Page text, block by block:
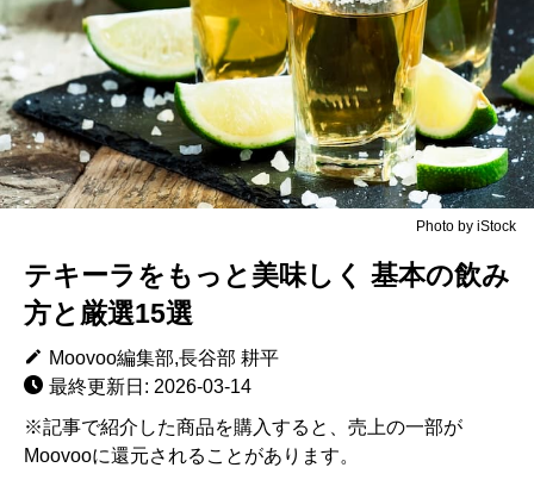
Photo by iStock
テキーラをもっと美味しく 基本の飲み
方と厳選15選
Moovoo編集部,長谷部 耕平
最終更新日: 2026-03-14
※記事で紹介した商品を購入すると、売上の一部が
Moovooに還元されることがあります。